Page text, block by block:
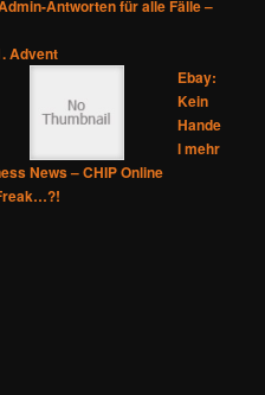
Antworten für alle Fälle –
Advent
Ebay:
Kein
Hande
l mehr
News – CHIP Online